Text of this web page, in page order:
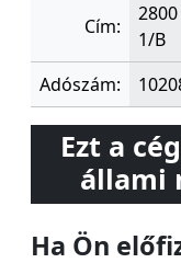
Cím:
1/B
Adószám:
Ezt a
állami
Ha Ön